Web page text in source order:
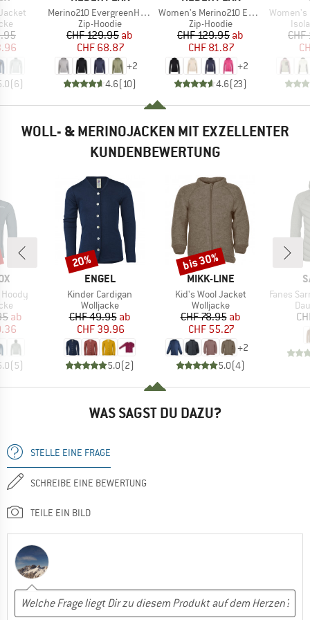
Preis
(6)
Artikel
Merino210 EvergreenHe. Zip Hoody
Produktgruppe
Zip-Hoodie
Preis
CHF 129.95reduzierter Preis
ab
CHF 68.87
+2
4.6(10)
Artikel
Women's Merino210 EvergreenHe. Zip Hoody
Produktgruppe
Zip-Hoodie
Preis
CHF 129.95reduzierter Preis
ab
CHF 81.87
+2
4.6(23)
Artikel
Women's
WOLL- & MERINOJACKEN MIT EXZELLENTER
KUNDENBEWERTUNG
Preis
ab
(5)
MARKE
ENGEL
Artikel
Kinder Cardigan
Produktgruppe
Wolljacke
Preis
CHF 49.95reduzierter Preis
ab
CHF 39.96
5.0(2)
Rabatt
20%
MARKE
MIKK-LINE
Artikel
Kid's Wool Jacket
Produktgruppe
Wolljacke
Preis
CHF 78.95reduzierter Preis
ab
CHF 55.27
+2
5.0(4)
Rabatt
bis 30%
Artikel
Fanes Sarner
WAS SAGST DU DAZU?
STELLE EINE FRAGE
SCHREIBE EINE BEWERTUNG
TEILE EIN BILD